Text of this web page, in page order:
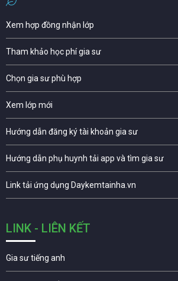
Xem hợp đồng nhận lớp
Tham khảo học phí gia sư
Chọn gia sư phù hợp
Xem lớp mới
Hướng dẫn đăng ký tài khoản gia sư
Hướng dẫn phụ huynh tải app và tìm gia sư
Link tải ứng dụng Daykemtainha.vn
LINK - LIÊN KẾT
Gia sư tiếng anh